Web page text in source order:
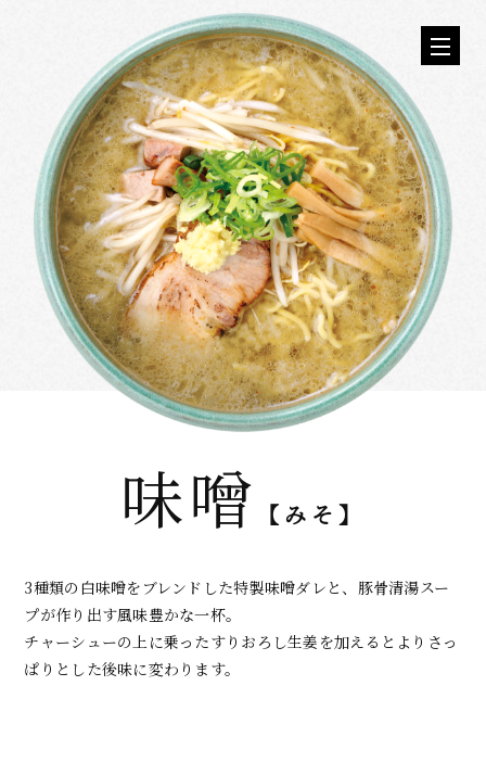
味噌 【みそ】
3種類の白味噌をブレンドした特製味噌ダレと、豚骨清湯スー
プが作り出す風味豊かな一杯。
チャーシューの上に乗ったすりおろし生姜を加えるとよりさっ
ぱりとした後味に変わります。